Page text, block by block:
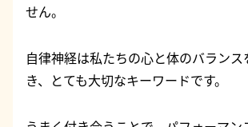
せん。
自律神経は私たちの心と体のバランス
き、とても大切なキーワードです。